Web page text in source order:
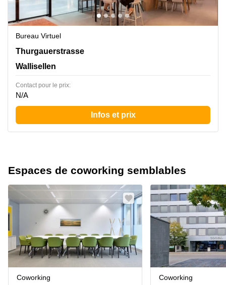
Bureau Virtuel
Thurgauerstrasse 101,Glattpark,(Opfikon), Wallisellen
Thurgauerstrasse
Wallisellen
Contact pour le prix:
N/A
Infos et prix
Espaces de coworking semblables
Coworking Coworking